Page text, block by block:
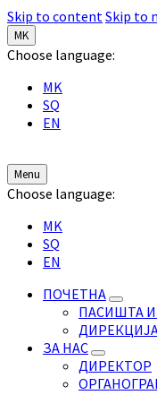
Skip to contentSkip to
MK
Choose language:
MK
SQ
EN
Menu
Choose language:
MK
SQ
EN
ПОЧЕТНА
ПАСИШТА
ЗА НАС
ДИРЕКТОР